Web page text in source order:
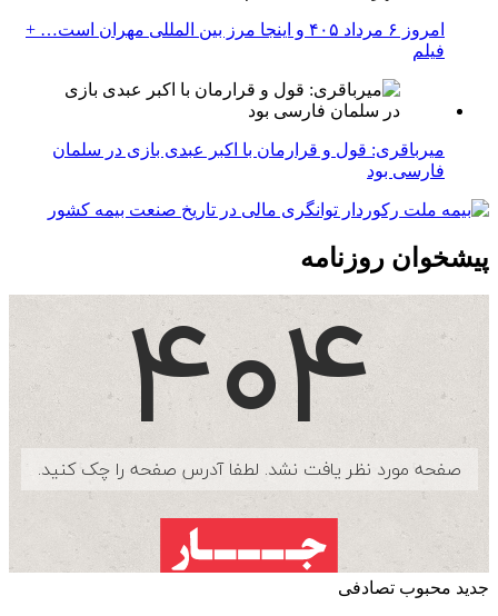
امروز ۶ مرداد ۴۰۵ و اینجا مرز بین المللی مهران است… +
فیلم
میرباقری: قول و قرارمان با اکبر عبدی بازی در سلمان
فارسی بود
پیشخوان روزنامه
جدید محبوب تصادفی